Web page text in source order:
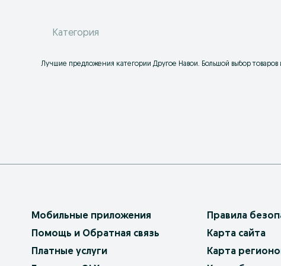
Категория
Лучшие предложения категории Другое Навои. Большой выбор
Мобильные приложения
Помощь и Обратная связь
Платные услуги
Правила
Карта сайта
Карта